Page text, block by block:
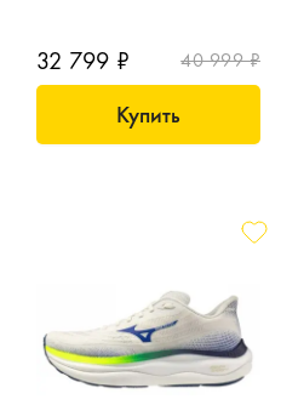
32 799 ₽ 40 999 ₽
Купить